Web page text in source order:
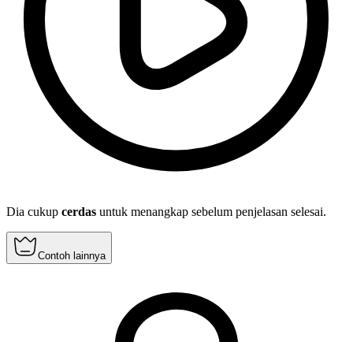
Dia cukup cerdas untuk menangkap sebelum penjelasan selesai.
Contoh lainnya